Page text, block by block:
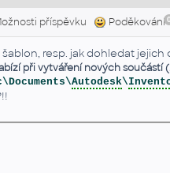
příspěvku Poděkování 0
resp. jak dohledat jejich
při vytváření nových součástí
Autodesk\